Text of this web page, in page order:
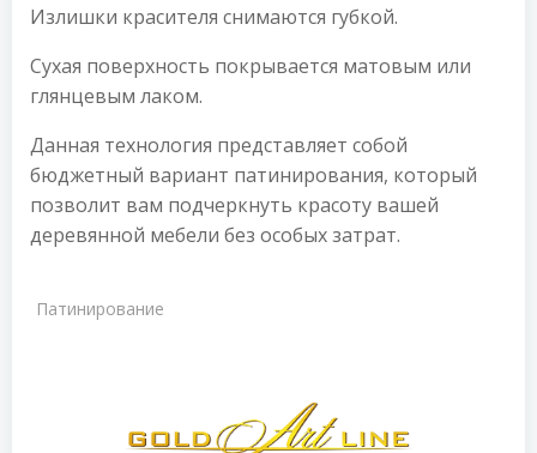
Излишки красителя снимаются губкой.
Сухая поверхность покрывается матовым или
глянцевым лаком.
Данная технология представляет собой
бюджетный вариант патинирования, который
позволит вам подчеркнуть красоту вашей
деревянной мебели без особых затрат.
Патинирование